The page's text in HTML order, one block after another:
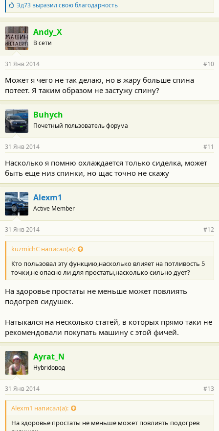
Б
л
а
г
о
д
а
н
с
т
и
:
Эд73выразил свою благодарность
Andy_X
В сети
31 Янв 2014 #10
Может я чего не так делаю, но в жару больше спина
потеет. Я таким образом не застужу спину?
Buhych
Почетный пользователь форума
31 Янв 2014 #11
Насколько я помню охлаждается только сиделка, может
быть еще низ спинки, но щас точно не скажу
Alexm1
Active Member
31 Янв 2014 #12
kuzmichC написал(а):
Кто пользовал эту функцию,насколько влияет на потливость 5
точки,не опасно ли для простаты,насколько сильно дует?
На здоровье простаты не меньше может повлиять
подогрев сидушек.
Натыкался на несколько статей, в которых прямо таки не
рекомендовали покупать машину с этой фичей.
Ayrat_N
Hybridовод
31 Янв 2014 #13
Alexm1 написал(а):
На здоровье простаты не меньше может повлиять подогрев